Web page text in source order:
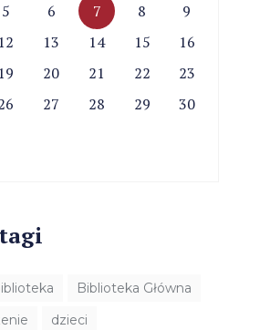
5 6 7 8
9
12 13 14 15
16
19 20 21 22
23
27 28 29
30
Biblioteka Główna
dzieci